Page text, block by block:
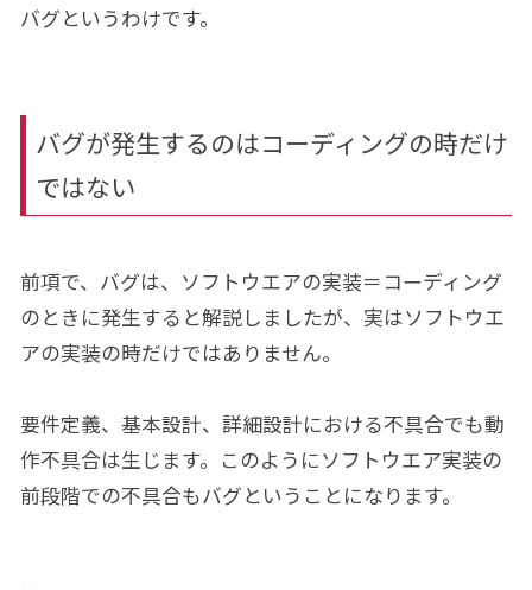
バグというわけです。
バグが発生するのはコーディングの時だけ
ではない
前項で、バグは、ソフトウエアの実装＝コーディング
のときに発生すると解説しましたが、実はソフトウエ
アの実装の時だけではありません。
要件定義、基本設計、詳細設計における不具合でも動
作不具合は生じます。このようにソフトウエア実装の
前段階での不具合もバグということになります。